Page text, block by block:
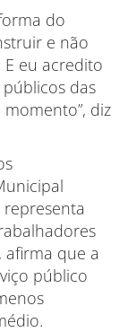
do
e não
E eu acredito
das
diz
representa
afirma que a
público